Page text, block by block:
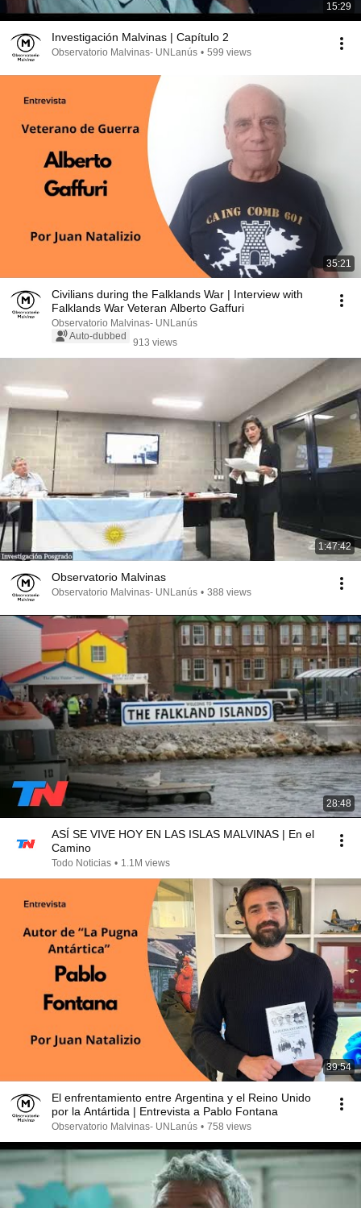
15:29
Investigación Malvinas | Capítulo 2
Observatorio Malvinas- UNLanús • 599 views
35:21
Civilians during the Falklands War | Interview with
Falklands War Veteran Alberto Gaffuri
Observatorio Malvinas- UNLanús
Auto-dubbed
913 views
1:47:42
Observatorio Malvinas
Observatorio Malvinas- UNLanús • 388 views
28:48
ASÍ SE VIVE HOY EN LAS ISLAS MALVINAS | En el
Camino
Todo Noticias • 1.1M views
39:54
El enfrentamiento entre Argentina y el Reino Unido
por la Antártida | Entrevista a Pablo Fontana
Observatorio Malvinas- UNLanús • 758 views